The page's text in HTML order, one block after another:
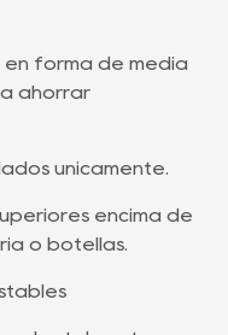
en forma de media
ahorrar
únicamente.
encima de
o botellas.